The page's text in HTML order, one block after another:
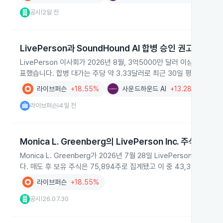
공시 2일 전
LivePerson과 SoundHound AI 합병 승인 권고
LivePerson 이사회가 2026년 8월, 3억5000만 달러 이상의 부채와
표했습니다. 합병 대가는 주당 약 3.33달러로 최근 30일 평균가 대비
라이브퍼슨 +18.55% 사운드하운드 AI +13.28%
라이브퍼슨 4일 전
Monica L. Greenberg의 LivePerson Inc. 주식 자동
Monica L. Greenberg가 2026년 7월 28일 LivePerson Inc. 주식
다. 매도 후 보유 주식은 75,894주로 집계됐고 이 중 43,344주는 미
라이브퍼슨 +18.55%
공시 26.07.30